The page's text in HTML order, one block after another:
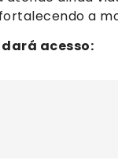
a
dará acesso: